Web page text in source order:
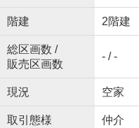
階建 2階建
総区画数 /
販売区画数
- / -
現況 空家
取引態様 仲介